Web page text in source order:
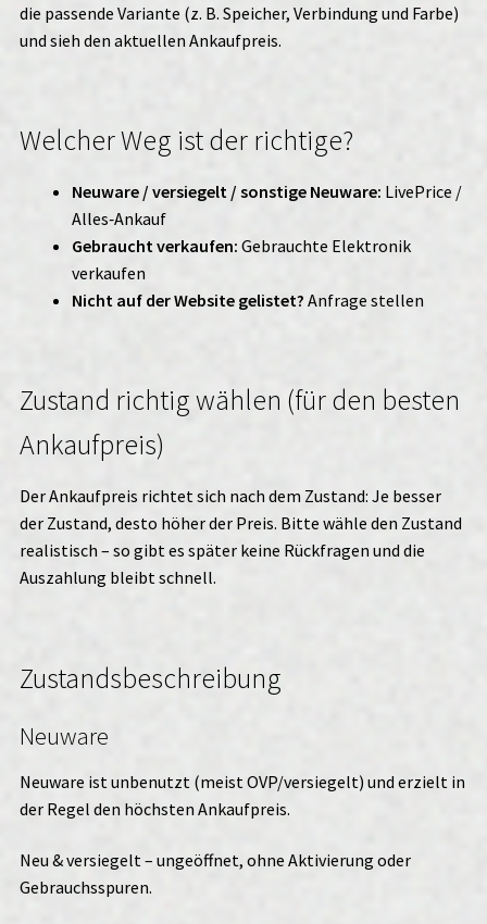
die passende Variante (z. B. Speicher, Verbindung und Farbe)
und sieh den aktuellen Ankaufpreis.
Welcher Weg ist der richtige?
Neuware / versiegelt / sonstige Neuware: LivePrice /
Alles‑Ankauf
Gebraucht verkaufen: Gebrauchte Elektronik
verkaufen
Nicht auf der Website gelistet? Anfrage stellen
Zustand richtig wählen (für den besten
Ankaufpreis)
Der Ankaufpreis richtet sich nach dem Zustand: Je besser
der Zustand, desto höher der Preis. Bitte wähle den Zustand
realistisch – so gibt es später keine Rückfragen und die
Auszahlung bleibt schnell.
Zustandsbeschreibung
Neuware
Neuware ist unbenutzt (meist OVP/versiegelt) und erzielt in
der Regel den höchsten Ankaufpreis.
Neu & versiegelt – ungeöffnet, ohne Aktivierung oder
Gebrauchsspuren.